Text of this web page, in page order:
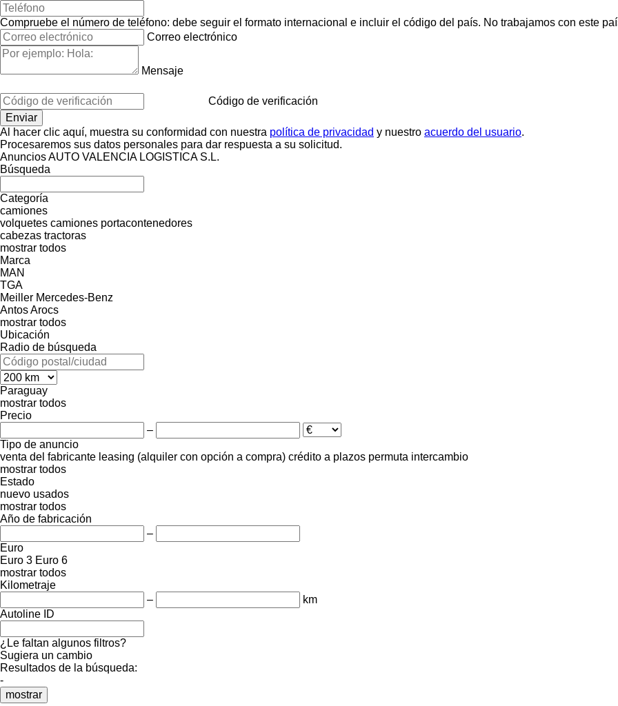
Compruebe el número de teléfono: debe seguir el formato internacional e incluir el código del país. No trabajamos con este
Correo electrónico
Mensaje
Código de verificación
Al hacer clic aquí, muestra su conformidad con nuestra política de privacidad y nuestro acuerdo del usuario.
Procesaremos sus datos personales para dar respuesta a su solicitud.
Anuncios AUTO VALENCIA LOGISTICA S.L.
Búsqueda
Categoría
camiones
volquetes camiones portacontenedores
cabezas tractoras
mostrar todos
Marca
MAN
TGA
Meiller Mercedes-Benz
AntosArocs
mostrar todos
Ubicación
Radio de búsqueda
Paraguay
mostrar todos
Precio
–
Tipo de anuncio
venta del fabricante leasing (alquiler con opción a compra) crédito a plazos permuta intercambio
mostrar todos
Estado
nuevo usados
mostrar todos
Año de fabricación
–
Euro
Euro 3 Euro 6
mostrar todos
Kilometraje
–
km
Autoline ID
¿Le faltan algunos filtros?
Sugiera un cambio
Resultados de la búsqueda:
-
mostrar